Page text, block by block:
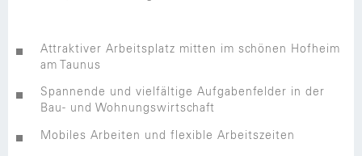
Attraktiver Arbeitsplatz mitten im schönen Hofheim
am Taunus
Spannende und vielfältige Aufgabenfelder in der
Bau- und Wohnungswirtschaft
Mobiles Arbeiten und flexible Arbeitszeiten